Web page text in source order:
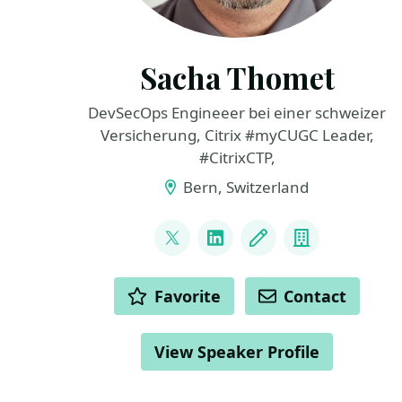
Sacha Thomet
DevSecOps Engineeer bei einer schweizer
Versicherung, Citrix #myCUGC Leader,
#CitrixCTP,
Bern, Switzerland
@sacha81
LinkedInBlog Company
ACTIONS Favorite Contact
View Speaker Profile